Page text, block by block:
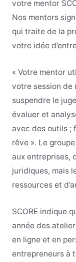
votre mentor
Nos mentors
qui traite de la
votre idée
« Votre mentor
votre session de
suspendre le
évaluer et
avec des outils ;
rêve ». Le
aux entreprises,
juridiques, mais
ressources et
SCORE indique
année des
en ligne et en
entrepreneurs à